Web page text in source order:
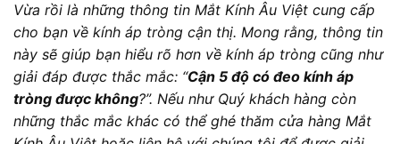
Vừa rồi là những thông tin Mắt Kính Âu Việt cung cấp
cho bạn về kính áp tròng cận thị. Mong rằng, thông tin
này sẽ giúp bạn hiểu rõ hơn về kính áp tròng cũng như
giải đáp được thắc mắc: “Cận 5 độ có đeo kính áp
tròng được không?”. Nếu như Quý khách hàng còn
những thắc mắc khác có thể ghé thăm cửa hàng Mắt